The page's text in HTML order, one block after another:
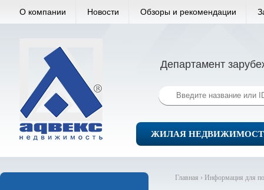
О компании Новости Обзоры и рекомендации
Департамент
ЖИЛАЯ
Главная › Информация для